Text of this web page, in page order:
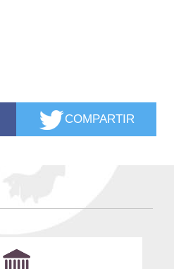
COMPARTIR